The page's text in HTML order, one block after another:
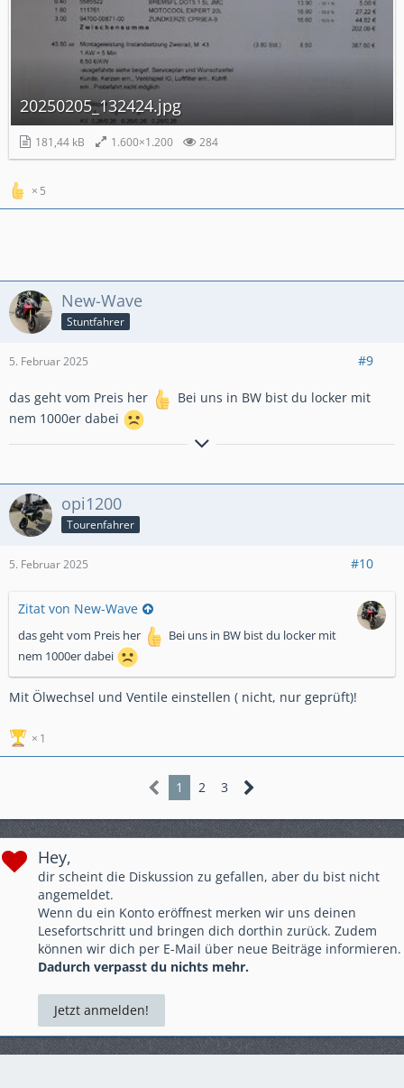
20250205_132424.jpg
181,44 kB 1.600×1.200 284
5
New-Wave
Stuntfahrer
5. Februar 2025 #9
das geht vom Preis her
Bei uns in BW bist du locker mit
nem 1000er dabei
...manchmal bin ich auf beiden Ohren blind
Honda VT 500 E-Suzuki LS 650 Savage-Harley Davidson 1200 Sportster-Honda CB
750 Sevenfifty-Suzuki GSX 1100 G-
Suzuki Bandit 1200-Yamaha XJR 1200 Kenny Roberts Replica-Honda CBR 600 F
Suzuki GSX 1400-Triumph Tiger 955i-Yamaha FZS 1000 Fazer-Suzuki DL 650 V-
1200 Inazuma-Moto Guzzi 850 V7 Special
opi1200
Tourenfahrer
5. Februar 2025 #10
Zitat von New-Wave
das geht vom Preis her
Bei uns in BW bist du locker mit
nem 1000er dabei
Mit Ölwechsel und Ventile einstellen ( nicht, nur geprüft)!
1
1 2 3
Hey,
dir scheint die Diskussion zu gefallen, aber du bist nicht
angemeldet.
Wenn du ein Konto eröffnest merken wir uns deinen
Lesefortschritt und bringen dich dorthin zurück. Zudem
können wir dich per E-Mail über neue Beiträge informieren.
Dadurch verpasst du nichts mehr.
Jetzt anmelden!